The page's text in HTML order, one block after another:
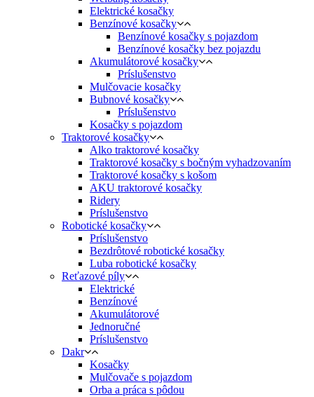
Elektrické kosačky
Benzínové kosačky
Benzínové kosačky s pojazdom
Benzínové kosačky bez pojazdu
Akumulátorové kosačky
Príslušenstvo
Mulčovacie kosačky
Bubnové kosačky
Príslušenstvo
Kosačky s pojazdom
Traktorové kosačky
Alko traktorové kosačky
Traktorové kosačky s bočným vyhadzovaním
Traktorové kosačky s košom
AKU traktorové kosačky
Ridery
Príslušenstvo
Robotické kosačky
Príslušenstvo
Bezdrôtové robotické kosačky
Luba robotické kosačky
Reťazové píly
Elektrické
Benzínové
Akumulátorové
Jednoručné
Príslušenstvo
Dakr
Kosačky
Mulčovače s pojazdom
Orba a práca s pôdou